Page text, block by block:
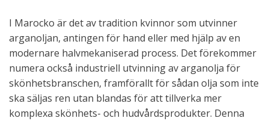
I Marocko är det av tradition kvinnor som utvinner
arganoljan, antingen för hand eller med hjälp av en
modernare halvmekaniserad process. Det förekommer
numera också industriell utvinning av arganolja för
skönhetsbranschen, framförallt för sådan olja som inte
ska säljas ren utan blandas för att tillverka mer
komplexa skönhets- och hudvårdsprodukter. Denna